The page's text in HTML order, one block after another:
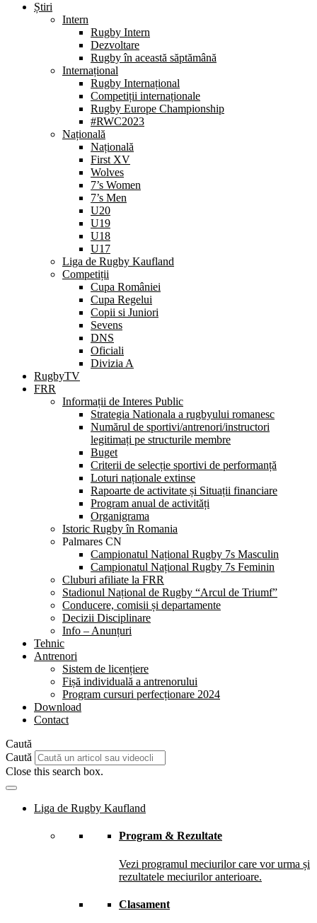
Știri
Intern
Rugby Intern
Dezvoltare
Rugby în această săptămână
Internațional
Rugby Internațional
Competiții internaționale
Rugby Europe Championship
#RWC2023
Națională
Națională
First XV
Wolves
7’s Women
7’s Men
U20
U19
U18
U17
Liga de Rugby Kaufland
Competiții
Cupa României
Cupa Regelui
Copii si Juniori
Sevens
DNS
Oficiali
Divizia A
RugbyTV
FRR
Informații de Interes Public
Strategia Nationala a rugbyului romanesc
Numărul de sportivi/antrenori/instructori
legitimați pe structurile membre
Buget
Criterii de selecție sportivi de performanță
Loturi naționale extinse
Rapoarte de activitate și Situații financiare
Program anual de activități
Organigrama
Istoric Rugby în Romania
Palmares CN
Campionatul Național Rugby 7s Masculin
Campionatul Național Rugby 7s Feminin
Cluburi afiliate la FRR
Stadionul Național de Rugby “Arcul de Triumf”
Conducere, comisii și departamente
Decizii Disciplinare
Info – Anunțuri
Tehnic
Antrenori
Sistem de licențiere
Fișă individuală a antrenorului
Program cursuri perfecționare 2024
Download
Contact
Caută
Caută
Close this search box.
Liga de Rugby Kaufland
Program & Rezultate
Vezi programul meciurilor care vor urma și
rezultatele meciurilor anterioare.
Clasament